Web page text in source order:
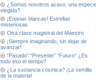
¿Somos nosotros acaso, una
elegida?
¡Enanas blancas! Estrellas
misteriosas
Otra clase magistral del Maestro
¡Siempre imaginando, sin dejar de
avanzar!
“Pasado” “Presente” “Futuro” ¿Es
todo eso el tiempo?
¿La sustancia cósmica? ¡La semilla
de la materia!